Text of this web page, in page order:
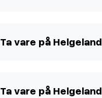
Ta vare på Helgeland
Ta vare på Helgeland